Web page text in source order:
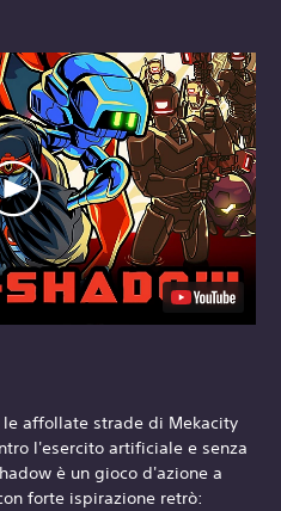
affollate strade di Mekacity
l'esercito artificiale e senza
è un gioco d'azione a
forte ispirazione retrò: